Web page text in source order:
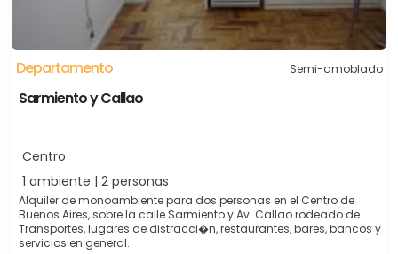
Departamento Semi-amoblado
Sarmiento y Callao
Centro
1 ambiente | 2 personas
Alquiler de monoambiente para dos personas en el Centro de
Buenos Aires, sobre la calle Sarmiento y Av. Callao rodeado de
Transportes, lugares de distracci�n, restaurantes, bares, bancos y
servicios en general.